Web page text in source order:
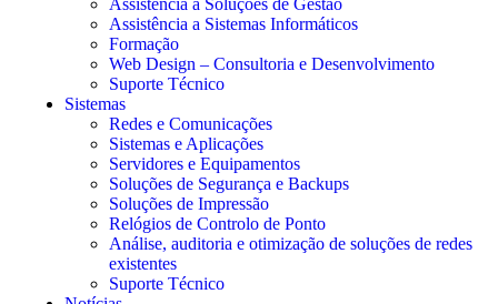
Assistência a Soluções de Gestão
Assistência a Sistemas Informáticos
Formação
Web Design – Consultoria e Desenvolvimento
Suporte Técnico
Sistemas
Redes e Comunicações
Sistemas e Aplicações
Servidores e Equipamentos
Soluções de Segurança e Backups
Soluções de Impressão
Relógios de Controlo de Ponto
Análise, auditoria e otimização de soluções de redes
existentes
Suporte Técnico